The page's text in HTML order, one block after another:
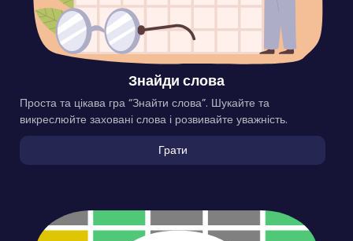
Знайди слова
Проста та цікава гра “Знайти слова”. Шукайте та
викреслюйте заховані слова і розвивайте уважність.
Грати